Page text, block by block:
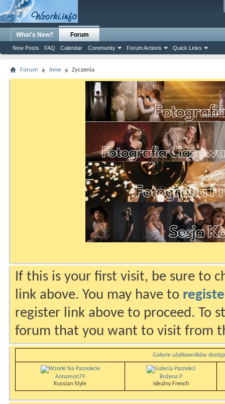
What's New? Forum
New Posts FAQ Calendar Community Forum Actions Quick Links
Forum Inne Zyczenia
If this is your first visit, be sure to
link above. You may have to
register link above to proceed. To
forum that you want to visit from
Galerie użytkowników
Annamon79
Russian Style
Bożena P
Idealny French